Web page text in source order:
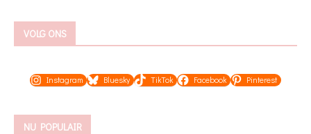
VOLG ONS
Instagram Bluesky TikTok Facebook Pinterest
NU POPULAIR